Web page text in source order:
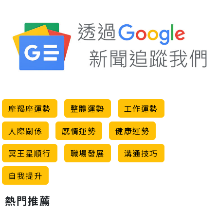
摩羯座運勢 整體運勢
工作運勢
人際關係
感情運勢
健康運勢
冥王星順行
職場發展
溝通技巧
自我提升
熱門推薦